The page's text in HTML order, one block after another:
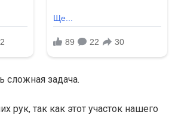
сложная задача.
рук, так как этот участок нашего